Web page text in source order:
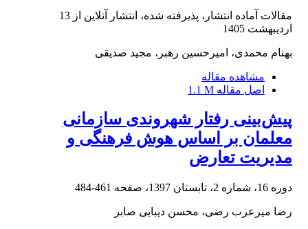
مقالات آماده انتشار، پذیرفته شده، انتشار آنلاین از 13
اردیبهشت 1405
بهنام محمدی، امیرحسین رهبر، مجید صدیقی
مشاهده مقاله
اصل مقاله 1.1 M
پیش‌بینی رفتار شهروندی سازمانی
معلمان بر اساس هوش فرهنگی و
مدیریت تعارض
دوره 16، شماره 2، تابستان 1397، صفحه 461-484
رضا میرعرب رضی، محسن دیبایی صابر